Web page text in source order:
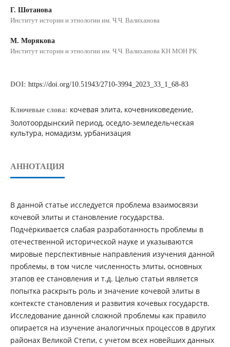
Г. Шотанова
Институт истории и этнологии им. Ч.Ч. Валиханова
М. Морякова
Институт истории и этнологии им. Ч.Ч. Валиханова КН МОН РК
DOI: https://doi.org/10.51943/2710-3994_2023_33_1_68-83
Ключевые слова: кочевая элита, кочевниковедение,
Золотоордынский период, оседло-земледельческая
культура, номадизм, урбанизация
АННОТАЦИЯ
В данной статье исследуется проблема взаимосвязи
кочевой элиты и становление государства.
Подчёркивается слабая разработанность проблемы в
отечественной исторической науке и указываются
мировые перспективные направления изучения данной
проблемы, в том числе численность элиты, основных
этапов ее становления и т.д. Целью статьи является
попытка раскрыть роль и значение кочевой элиты в
контексте становления и развития кочевых государств.
Исследование данной сложной проблемы как правило
опирается на изучение аналогичных процессов в других
районах Великой Степи, с учетом всех новейших данных